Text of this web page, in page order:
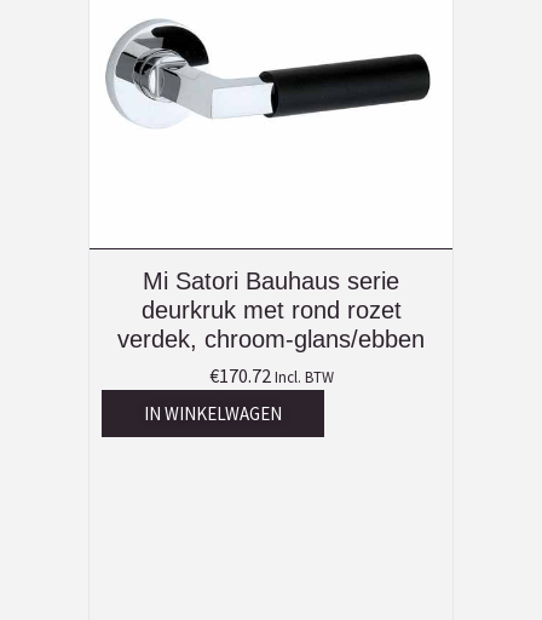
Mi Satori Bauhaus serie
deurkruk met rond rozet
verdek, chroom-glans/ebben
€170.72 Incl. BTW
IN WINKELWAGEN